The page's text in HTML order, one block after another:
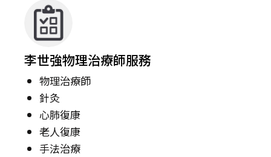
李世強物理治療師服務
物理治療師
針灸
心肺復康
老人復康
手法治療